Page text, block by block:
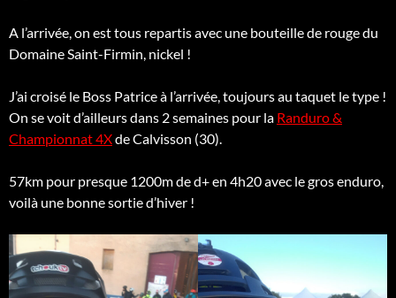
A l’arrivée, on est tous repartis avec une bouteille de rouge du
Domaine Saint-Firmin, nickel !
J’ai croisé le Boss Patrice à l’arrivée, toujours au taquet le type !
On se voit d’ailleurs dans 2 semaines pour la Randuro &
Championnat 4Xde Calvisson (30).
57km pour presque 1200m de d+ en 4h20 avec le gros enduro,
voilà une bonne sortie d’hiver !